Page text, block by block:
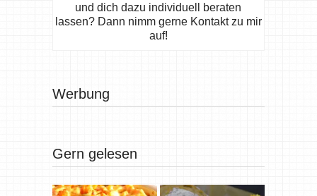
und dich dazu individuell beraten
lassen? Dann nimm gerne Kontakt zu mir
auf!
Werbung
Gern gelesen